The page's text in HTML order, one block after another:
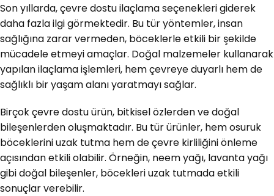
Son yıllarda, çevre dostu ilaçlama seçenekleri giderek
daha fazla ilgi görmektedir. Bu tür yöntemler, insan
sağlığına zarar vermeden, böceklerle etkili bir şekilde
mücadele etmeyi amaçlar. Doğal malzemeler kullanarak
yapılan ilaçlama işlemleri, hem çevreye duyarlı hem de
sağlıklı bir yaşam alanı yaratmayı sağlar.
Birçok çevre dostu ürün, bitkisel özlerden ve doğal
bileşenlerden oluşmaktadır. Bu tür ürünler, hem osuruk
böceklerini uzak tutma hem de çevre kirliliğini önleme
açısından etkili olabilir. Örneğin, neem yağı, lavanta yağı
gibi doğal bileşenler, böcekleri uzak tutmada etkili
sonuçlar verebilir.